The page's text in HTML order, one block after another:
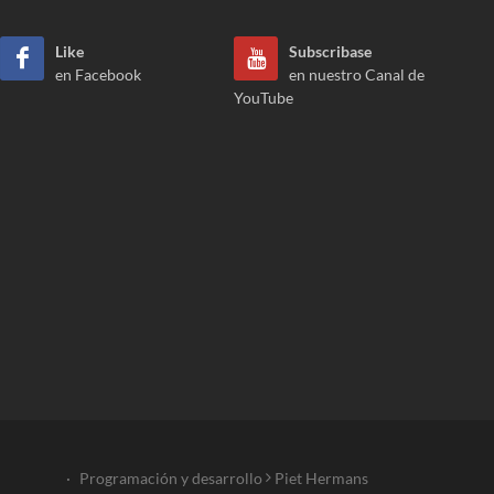
Like
en Facebook
Subscribase
en nuestro Canal de
YouTube
· Programación y desarrollo Piet Hermans